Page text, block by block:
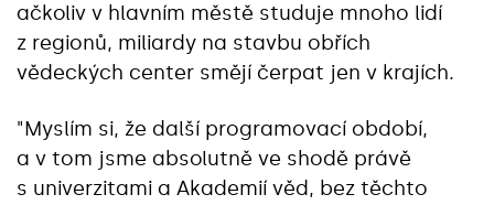
ačkoliv v hlavním městě studuje mnoho lidí
z regionů, miliardy na stavbu obřích
vědeckých center smějí čerpat jen v krajích.
"Myslím si, že další programovací období,
a v tom jsme absolutně ve shodě právě
s univerzitami a Akademií věd, bez těchto